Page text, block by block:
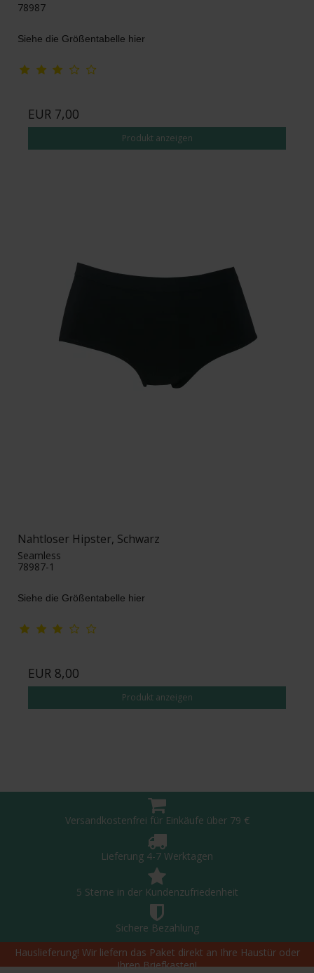
78987
Siehe die Größentabelle hier
EUR 7,00
Produkt anzeigen
Nahtloser Hipster, Schwarz
Seamless
78987-1
Siehe die Größentabelle hier
EUR 8,00
Produkt anzeigen
Versandkostenfrei für Einkäufe über 79 €
Lieferung 4-7 Werktagen
5 Sterne in der Kundenzufriedenheit
Sichere Bezahlung
Hauslieferung! Wir liefern das Paket direkt an Ihre Haustür oder
Ihren Briefkasten!